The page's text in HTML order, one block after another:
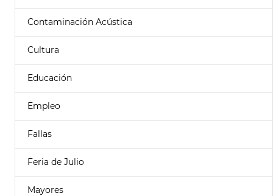
Contaminación Acústica
Cultura
Educación
Empleo
Fallas
Feria de Julio
Mayores